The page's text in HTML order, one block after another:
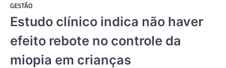
GESTÃO
Estudo clínico indica não haver
efeito rebote no controle da
miopia em crianças